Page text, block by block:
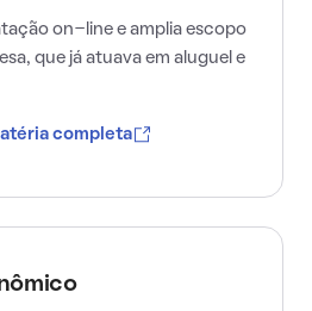
on-line e amplia escopo
que já atuava em aluguel e
completa